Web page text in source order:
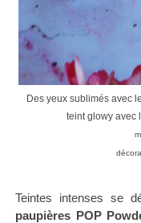
Des yeux sublimés avec
teint glowy avec
Teintes intenses se
paupières POP